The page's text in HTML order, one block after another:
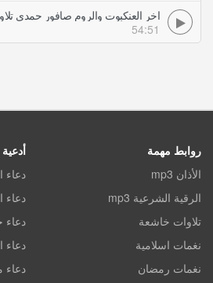
اخر العنكبوت والروم صافور حمدي
54:51
روابط مهمة
الأذان mp3
الرقية الشرعية mp3
تلاوات خاشعة
نغمات اسلامية
نغمات رمضان
أدعية
دعاء
دعاء
دعاء
دعاء